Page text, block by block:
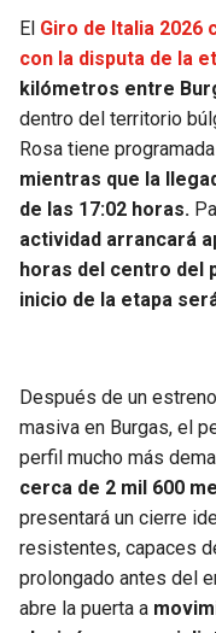
El Giro de Italia 2026
con la disputa de la
kilómetros entre
dentro del territorio
Rosa tiene
mientras que la
de las 17:02 horas.
actividad arrancará
horas del centro del
inicio de la etapa
Después de un
masiva en Burgas, el
perfil mucho más
cerca de 2 mil 600
presentará un cierre
resistentes, capaces
prolongado antes del
abre la puerta a